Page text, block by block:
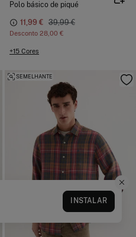
Polo básico de piqué
11,99 € 39,99 €
Desconto 28,00 €
+15 Cores
SEMELHANTE
INSTALAR